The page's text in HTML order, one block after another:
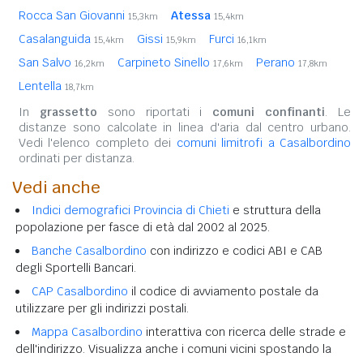
Rocca San Giovanni 15,3km Atessa 15,4km
Casalanguida 15,4km Gissi 15,9km Furci 16,1km
San Salvo 16,2km Carpineto Sinello 17,6km Perano 17,8km
Lentella 18,7km
In grassetto sono riportati i comuni confinanti. Le
distanze sono calcolate in linea d'aria dal centro urbano.
Vedi l'elenco completo dei comuni limitrofi a Casalbordino
ordinati per distanza.
Vedi anche
Indici demografici Provincia di Chieti e struttura della
popolazione per fasce di età dal 2002 al 2025.
Banche Casalbordino con indirizzo e codici ABI e CAB
degli Sportelli Bancari.
CAP Casalbordino il codice di avviamento postale da
utilizzare per gli indirizzi postali.
Mappa Casalbordino interattiva con ricerca delle strade e
dell'indirizzo. Visualizza anche i comuni vicini spostando la